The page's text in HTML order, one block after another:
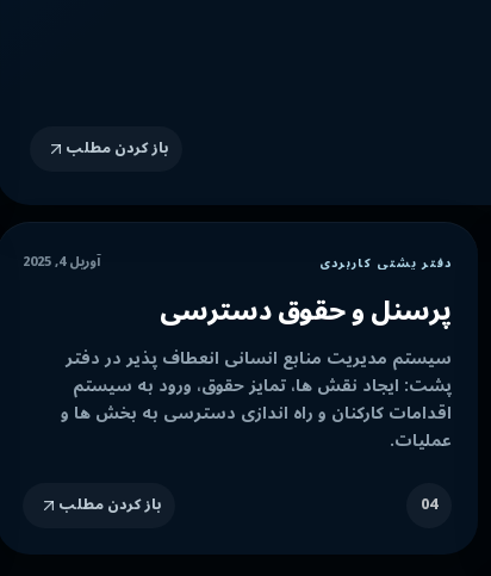
باز کردن مطلب
دفتر پشتی کاربردی آوریل 4, 2025
پرسنل و حقوق دسترسی
سیستم مدیریت منابع انسانی انعطاف پذیر در دفتر
پشت: ایجاد نقش ها، تمایز حقوق، ورود به سیستم
اقدامات کارکنان و راه اندازی دسترسی به بخش ها و
عملیات.
04 باز کردن مطلب